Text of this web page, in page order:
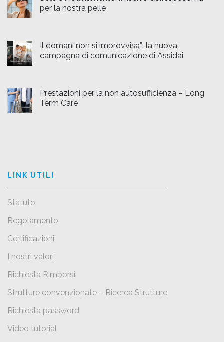
per la nostra pelle
Il domani non si improvvisa”: la nuova
campagna di comunicazione di Assidai
Prestazioni per la non autosufficienza – Long
Term Care
LINK UTILI
Statuto
Regolamento
Certificazioni
I nostri valori
Richiesta Rimborsi
Strutture convenzionate – Ricerca Strutture
Richiesta password
Video tutorial